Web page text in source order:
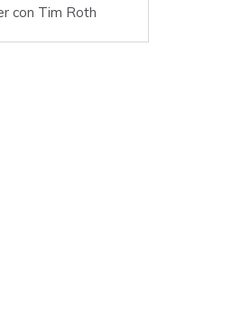
con Tim Roth